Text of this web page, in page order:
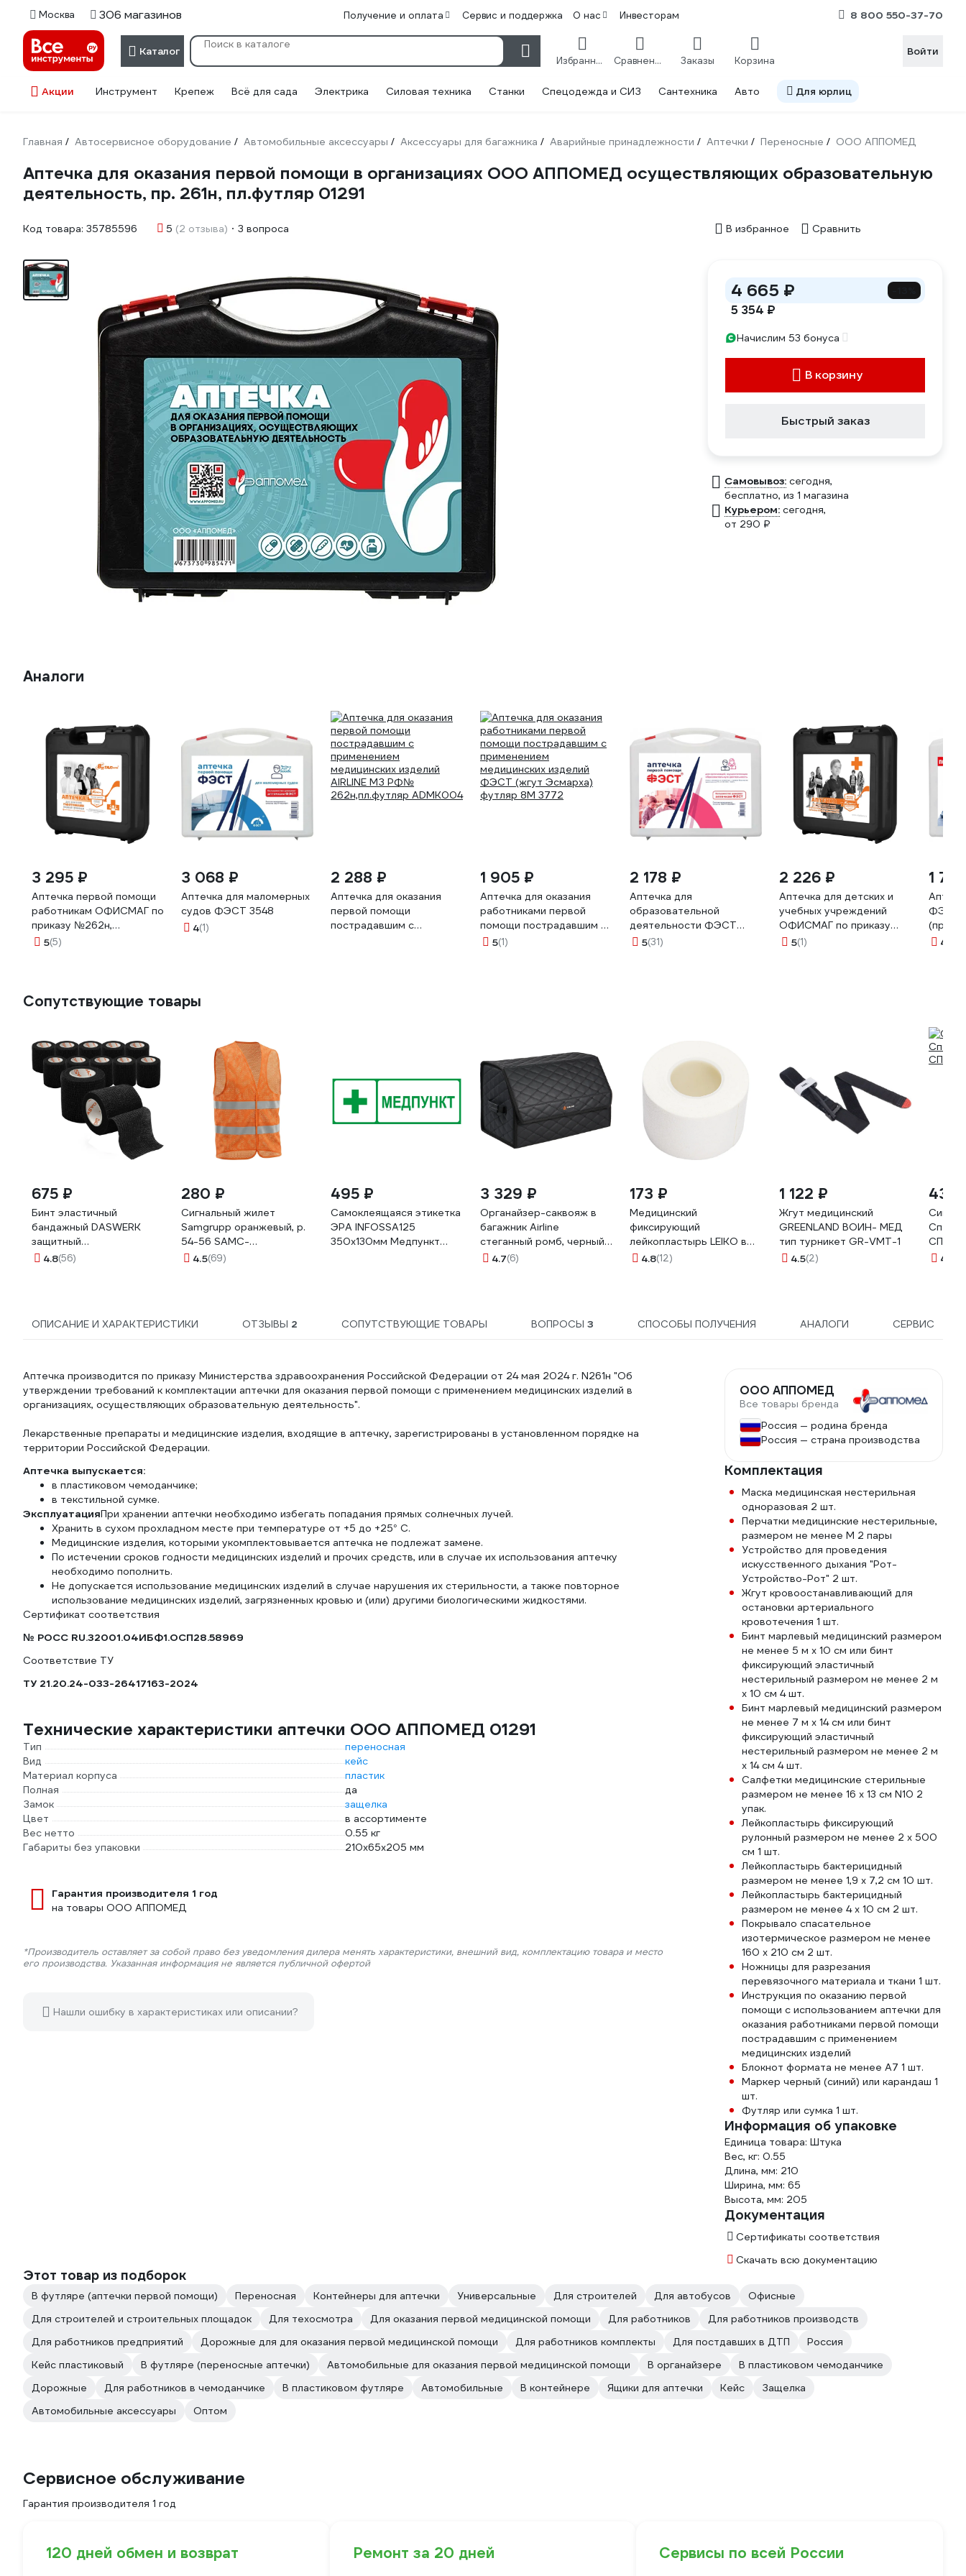
Москва 306 магазинов Получение и оплата Сервис и поддержка О нас Инвесторам 8 800 550-37-70
Каталог
Избранное Сравнение Заказы Корзина
Войти
Акции Инструмент Крепеж Всё для сада Электрика Силовая техника Станки Спецодежда и СИЗ Сантехника Авто Для юрлиц
Главная / Автосервисное оборудование / Автомобильные аксессуары / Аксессуары для багажника / Аварийные принадлежности / Аптечки / Переносные / ООО АППОМЕД
Аптечка для оказания первой помощи в организациях ООО АППОМЕД осуществляющих образовательную
деятельность, пр. 261н, пл.футляр 01291
Код товара: 35785596 5 (2 отзыва) 3 вопроса В избранное Сравнить
4 665 ₽
5 354 ₽
Начислим 53 бонуса
В корзину
Быстрый заказ
Самовывоз: сегодня,
бесплатно, из 1 магазина
Курьером: сегодня,
от 290 ₽
Аналоги
3 295 ₽
Аптечка первой помощи
работникам ОФИСМАГ по
приказу №262н,
ВИТАЛФАРМ,
5(5)
3 068 ₽
Аптечка для маломерных
судов ФЭСТ 3548
4(1)
2 288 ₽
Аптечка для оказания
первой помощи
пострадавшим с
1 905 ₽
Аптечка для оказания
работниками первой
помощи пострадавшим с
применением
5(1)
2 178 ₽
Аптечка для
образовательной
деятельности ФЭСТ
приказ 261н 3778
5(31)
2 226 ₽
Аптечка для детских и
учебных учреждений
ОФИСМАГ по приказу
№261н, ВИТАЛФАРМ,
5(1)
1
ФЭСТ
4.9
Сопутствующие товары
675 ₽
Бинт эластичный
бандажный DASWERK
защитный
самофиксирующийся, 4,5
4.8(56)
280 ₽
Сигнальный жилет
Samgrupp оранжевый, р.
54-56 SAMC-
022200002
4.5(69)
495 ₽
Самоклеящаяся этикетка
ЭРА INFOSSA125
350x130мм Медпункт
3 329 ₽
Органайзер-саквояж в
багажник Airline
стеганный ромб, черный
ADSO003
4.7(6)
173 ₽
Медицинский
фиксирующий
лейкопластырь LEIKO в
рулоне 3x500 см на
4.8(12)
1 122 ₽
Жгут медицинский
GREENLAND ВОИН- МЕД
тип турникет GR-VMT-1
4.5(2)
432
СПЕЦ-
4.4
ОПИСАНИЕ И ХАРАКТЕРИСТИКИ ОТЗЫВЫ 2 СОПУТСТВУЮЩИЕ ТОВАРЫ ВОПРОСЫ 3 СПОСОБЫ ПОЛУЧЕНИЯ АНАЛОГИ СЕРВИС
Аптечка производится по приказу Министерства здравоохранения Российской Федерации от 24 мая 2024 г. N261н "Об
утверждении требований к комплектации аптечки для оказания первой помощи с применением медицинских изделий в
организациях, осуществляющих образовательную деятельность".
Лекарственные препараты и медицинские изделия, входящие в аптечку, зарегистрированы в установленном порядке на
территории Российской Федерации.
Аптечка выпускается:
в пластиковом чемоданчике;
в текстильной сумке.
ЭксплуатацияПри хранении аптечки необходимо избегать попадания прямых солнечных лучей.
Хранить в сухом прохладном месте при температуре от +5 до +25° С.
Медицинские изделия, которыми укомплектовывается аптечка не подлежат замене.
По истечении сроков годности медицинских изделий и прочих средств, или в случае их использования аптечку
необходимо пополнить.
Не допускается использование медицинских изделий в случае нарушения их стерильности, а также повторное
использование медицинских изделий, загрязненных кровью и (или) другими биологическими жидкостями.
Сертификат соответствия
№ РОСС RU.32001.04ИБФ1.ОСП28.58969
Соответствие ТУ
ТУ 21.20.24-033-26417163-2024
Технические характеристики аптечки ООО АППОМЕД 01291
Тип
переносная
Вид
кейс
Материал корпуса
пластик
Полная
да
Замок
защелка
Цвет
в ассортименте
Вес нетто
0.55 кг
Габариты без упаковки
210x65x205 мм
Гарантия производителя 1 год
на товары ООО АППОМЕД
*Производитель оставляет за собой право без уведомления дилера менять характеристики, внешний вид, комплектацию товара и место
его производства. Указанная информация не является публичной офертой
Нашли ошибку в характеристиках или описании?
ООО АППОМЕД
Все товары бренда
Россия — родина бренда
Россия — страна производства
Комплектация
Маска медицинская нестерильная
одноразовая 2 шт.
Перчатки медицинские нестерильные,
размером не менее М 2 пары
Устройство для проведения
искусственного дыхания "Рот-
Устройство-Рот" 2 шт.
Жгут кровоостанавливающий для
остановки артериального
кровотечения 1 шт.
Бинт марлевый медицинский размером
не менее 5 м х 10 см или бинт
фиксирующий эластичный
нестерильный размером не менее 2 м
х 10 см 4 шт.
Бинт марлевый медицинский размером
не менее 7 м х 14 см или бинт
фиксирующий эластичный
нестерильный размером не менее 2 м
х 14 см 4 шт.
Салфетки медицинские стерильные
размером не менее 16 х 13 см N10 2
упак.
Лейкопластырь фиксирующий
рулонный размером не менее 2 х 500
см 1 шт.
Лейкопластырь бактерицидный
размером не менее 1,9 х 7,2 см 10 шт.
Лейкопластырь бактерицидный
размером не менее 4 х 10 см 2 шт.
Покрывало спасательное
изотермическое размером не менее
160 x 210 см 2 шт.
Ножницы для разрезания
перевязочного материала и ткани 1 шт.
Инструкция по оказанию первой
помощи с использованием аптечки для
оказания работниками первой помощи
пострадавшим с применением
медицинских изделий
Блокнот формата не менее А7 1 шт.
Маркер черный (синий) или карандаш 1
шт.
Футляр или сумка 1 шт.
Информация об упаковке
Единица товара: Штука
Вес, кг: 0.55
Длина, мм: 210
Ширина, мм: 65
Высота, мм: 205
Документация
Сертификаты соответствия
Скачать всю документацию
Этот товар из подборок
В футляре (аптечки первой помощи) Переносная Контейнеры для аптечки Универсальные Для строителей Для автобусов
Офисные
Для строителей и строительных площадок
Для техосмотра Для оказания первой медицинской помощи Для работников
Для работников производств
Для работников предприятий
Дорожные для для оказания первой медицинской помощи Для работников комплекты Для постдавших в ДТП
Россия
Кейс пластиковый
В футляре (переносные аптечки) Автомобильные для оказания первой медицинской помощи В органайзере
В пластиковом чемоданчике
Дорожные
Для работников в чемоданчике В пластиковом футляре Автомобильные В контейнере Ящики для аптечки Кейс
Защелка
Автомобильные аксессуары
Оптом
Сервисное обслуживание
Гарантия производителя 1 год
120 дней обмен и возврат Ремонт за 20 дней Сервисы по всей России